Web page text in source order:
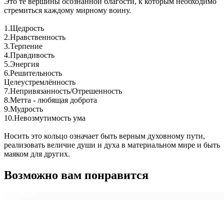
стремиться каждому мирному воину.
1.Щедрость
2.Нравственность
3.Терпение
4.Правдивость
5.Энергия
6.Решительность
Целеустремлённость
7.Непривязанность/Отрешенность
8.Метта - любящая доброта
9.Мудрость
10.Невозмутимость ума
Носить это кольцо означает быть верным духовному пути,
реализовать величие души и духа в материальном мире и быть
маяком для других.
Возможно вам понравится